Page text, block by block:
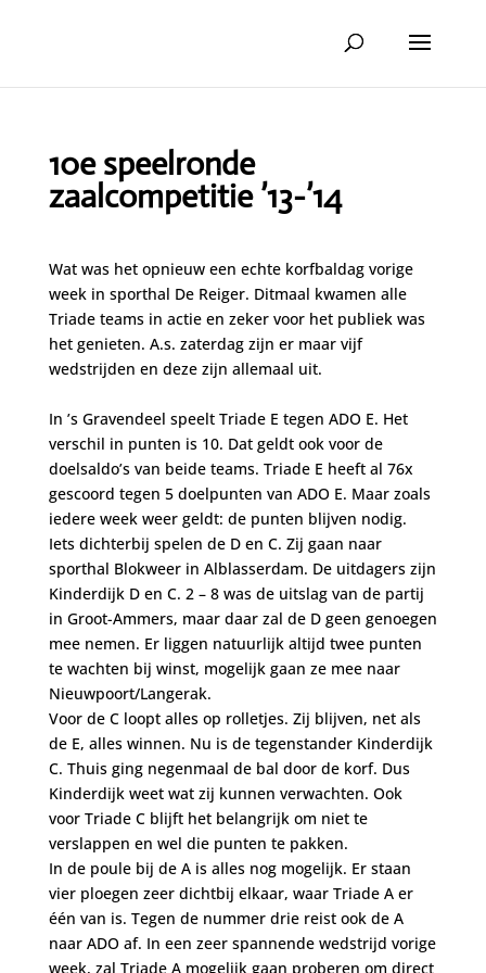
10e speelronde
zaalcompetitie ’13-’14
Wat was het opnieuw een echte korfbaldag vorige
week in sporthal De Reiger. Ditmaal kwamen alle
Triade teams in actie en zeker voor het publiek was
het genieten. A.s. zaterdag zijn er maar vijf
wedstrijden en deze zijn allemaal uit.
In ’s Gravendeel speelt Triade E tegen ADO E. Het
verschil in punten is 10. Dat geldt ook voor de
doelsaldo’s van beide teams. Triade E heeft al 76x
gescoord tegen 5 doelpunten van ADO E. Maar zoals
iedere week weer geldt: de punten blijven nodig.
Iets dichterbij spelen de D en C. Zij gaan naar
sporthal Blokweer in Alblasserdam. De uitdagers zijn
Kinderdijk D en C. 2 – 8 was de uitslag van de partij
in Groot-Ammers, maar daar zal de D geen genoegen
mee nemen. Er liggen natuurlijk altijd twee punten
te wachten bij winst, mogelijk gaan ze mee naar
Nieuwpoort/Langerak.
Voor de C loopt alles op rolletjes. Zij blijven, net als
de E, alles winnen. Nu is de tegenstander Kinderdijk
C. Thuis ging negenmaal de bal door de korf. Dus
Kinderdijk weet wat zij kunnen verwachten. Ook
voor Triade C blijft het belangrijk om niet te
verslappen en wel die punten te pakken.
In de poule bij de A is alles nog mogelijk. Er staan
vier ploegen zeer dichtbij elkaar, waar Triade A er
één van is. Tegen de nummer drie reist ook de A
naar ADO af. In een zeer spannende wedstrijd vorige
week, zal Triade A mogelijk gaan proberen om direct